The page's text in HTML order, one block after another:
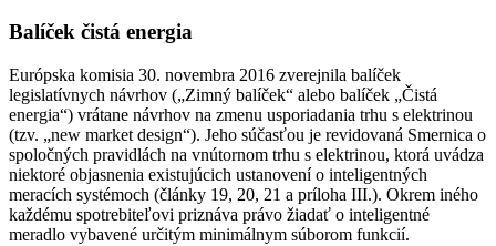
Balíček čistá energia
Európska komisia 30. novembra 2016 zverejnila balíček
legislatívnych návrhov („Zimný balíček“ alebo balíček „Čistá
energia“) vrátane návrhov na zmenu usporiadania trhu s elektrinou
(tzv. „new market design“). Jeho súčasťou je revidovaná Smernica o
spoločných pravidlách na vnútornom trhu s elektrinou, ktorá uvádza
niektoré objasnenia existujúcich ustanovení o inteligentných
meracích systémoch (články 19, 20, 21 a príloha III.). Okrem iného
každému spotrebiteľovi priznáva právo žiadať o inteligentné
meradlo vybavené určitým minimálnym súborom funkcií.